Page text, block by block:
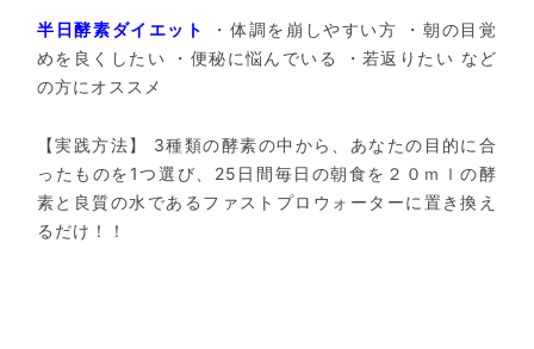
半日酵素ダイエット ・体調を崩しやすい方
・朝の目覚
めを良くしたい ・便秘に悩んでいる ・若返りたい など
の方にオススメ
【実践方法】
3種類の酵素の中から、あなたの目的に合
ったものを1つ選び、25日間毎日の朝食を２０ｍｌの酵
素と良質の水であるファストプロウォーターに置き換え
るだけ！！